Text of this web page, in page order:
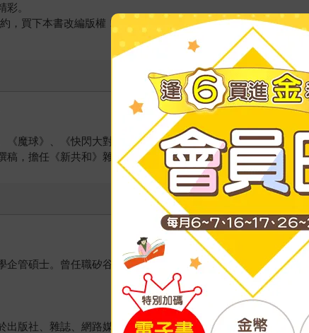
。
，買下本書改編版權！
《魔球》、《快閃大對決》、《大賣空》、《老千騙局》、《
稿，擔任《新共和》雜誌資深編輯、英國《觀察家》週刊美國版
企管碩士。曾任職矽谷科技公司。現為專職譯者。
出版社、雜誌、網路媒體，現為自由工作者。